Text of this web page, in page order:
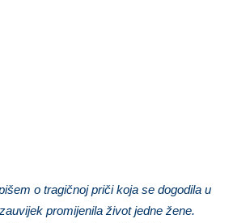
o tragičnoj priči koja se dogodila u
promijenila život jedne žene.